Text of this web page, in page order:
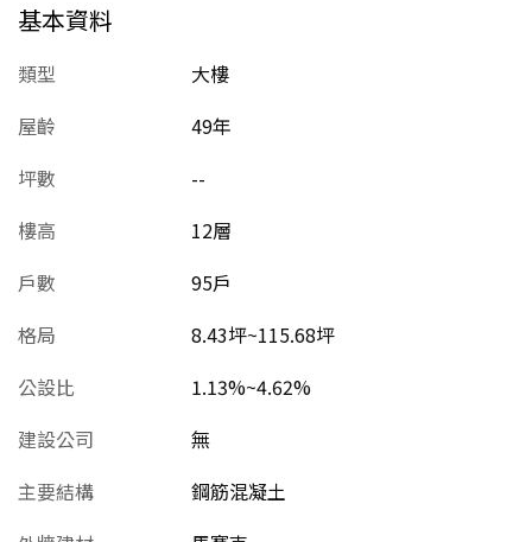
基本資料
類型
大樓
屋齡
49年
坪數
--
樓高
12層
戶數
95戶
格局
8.43坪~115.68坪
公設比
1.13%~4.62%
建設公司
無
主要結構
鋼筋混凝土